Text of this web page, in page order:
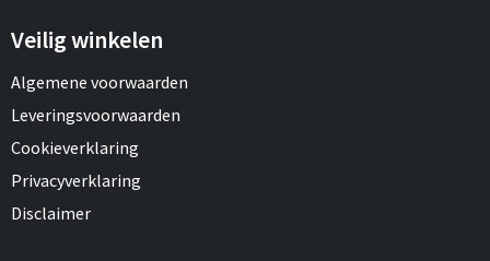
Veilig winkelen
Algemene voorwaarden
Leveringsvoorwaarden
Cookieverklaring
Privacyverklaring
Disclaimer